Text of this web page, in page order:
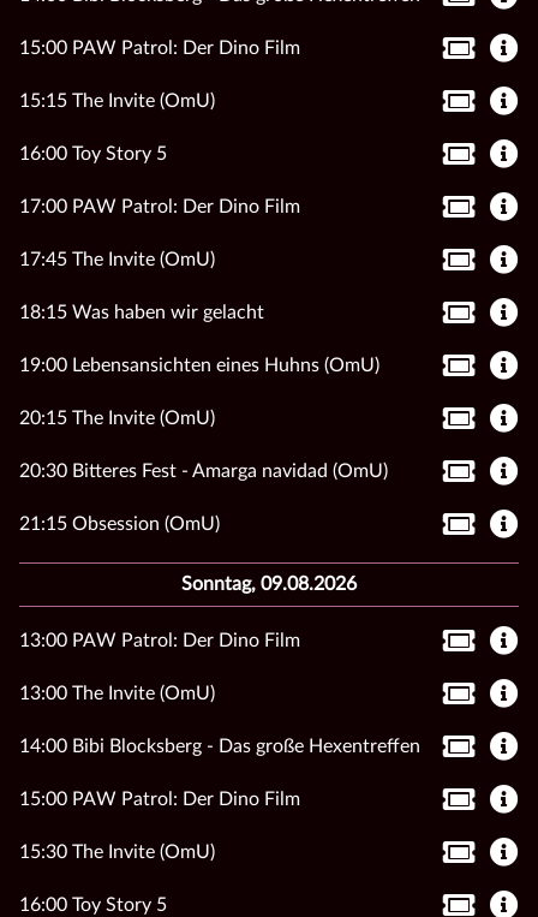
15:00 PAW Patrol: Der Dino Film
15:15 The Invite (OmU)
16:00 Toy Story 5
17:00 PAW Patrol: Der Dino Film
17:45 The Invite (OmU)
18:15 Was haben wir gelacht
19:00 Lebensansichten eines Huhns (OmU)
20:15 The Invite (OmU)
20:30 Bitteres Fest - Amarga navidad (OmU)
21:15 Obsession (OmU)
Sonntag, 09.08.2026
13:00 PAW Patrol: Der Dino Film
13:00 The Invite (OmU)
14:00 Bibi Blocksberg - Das große Hexentreffen
15:00 PAW Patrol: Der Dino Film
15:30 The Invite (OmU)
16:00 Toy Story 5